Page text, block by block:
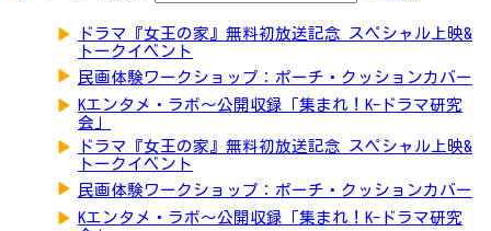
▶
ドラマ『女王の家』無料初放送記念 スペシャル上映&
トークイベント
▶ 民画体験ワークショップ：ポーチ・クッションカバー
▶ Kエンタメ・ラボ～公開収録「集まれ！K-ドラマ研究
会」
▶
ドラマ『女王の家』無料初放送記念 スペシャル上映&
トークイベント
▶ 民画体験ワークショップ：ポーチ・クッションカバー
▶ Kエンタメ・ラボ～公開収録「集まれ！K-ドラマ研究